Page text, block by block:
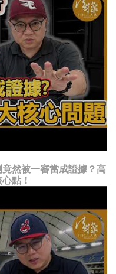
然被一審當成證據？高
點！